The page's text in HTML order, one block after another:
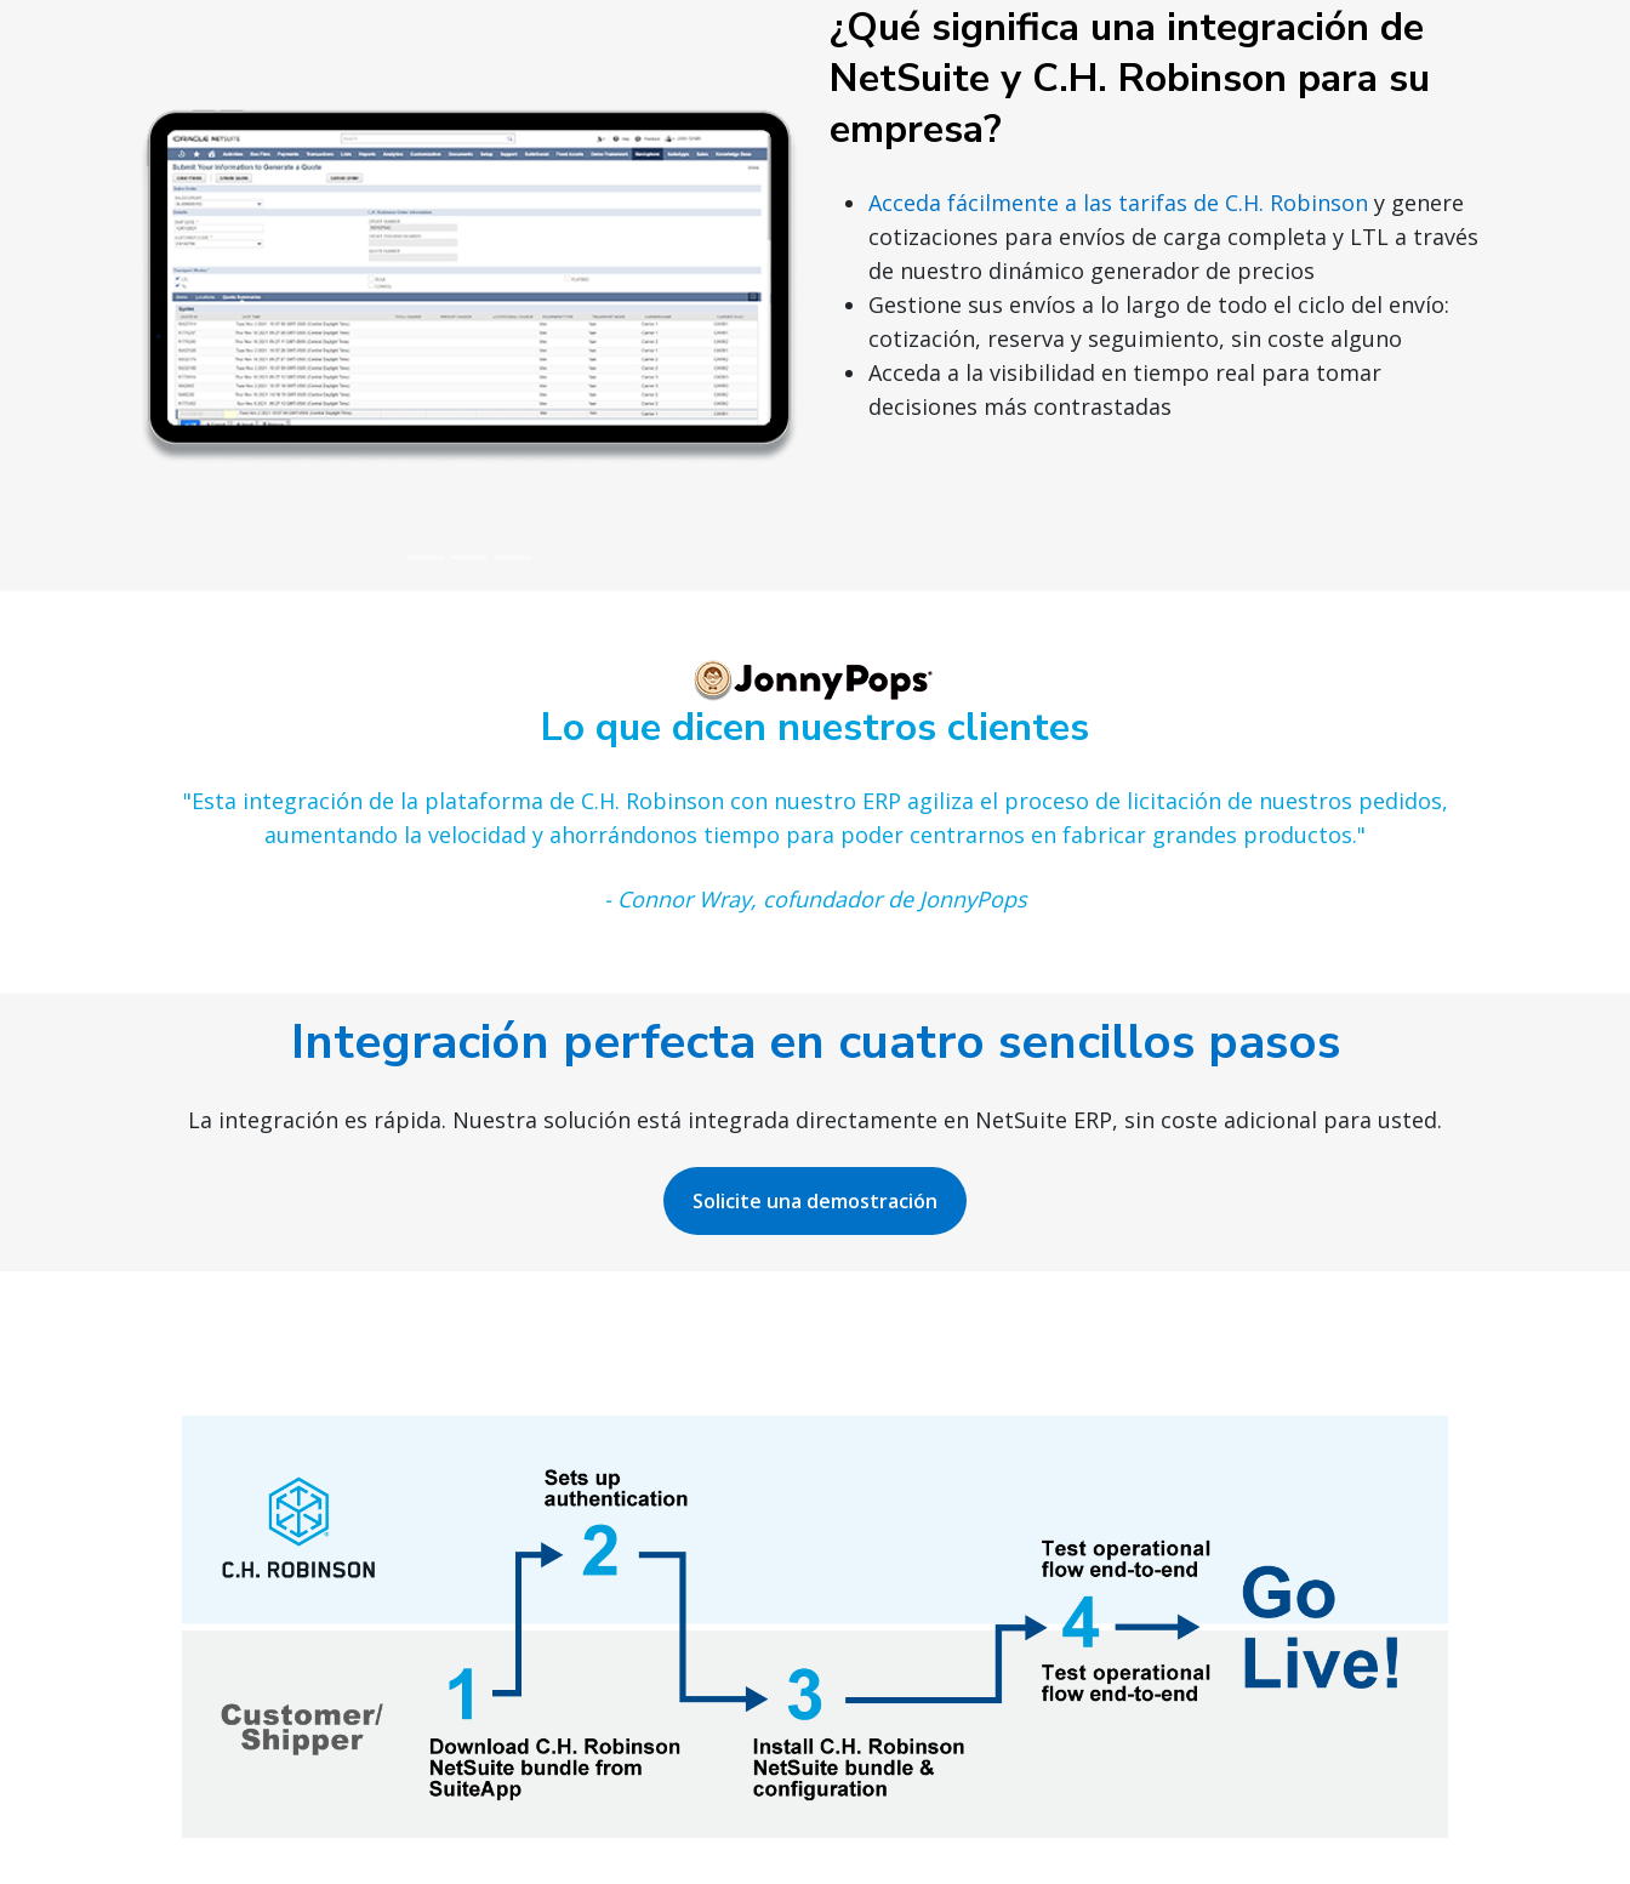
¿Qué significa una integración de
NetSuite y C.H. Robinson para su
empresa?
Acceda fácilmente a las tarifas de C.H. Robinson y genere
cotizaciones para envíos de carga completa y LTL a través
de nuestro dinámico generador de precios
Gestione sus envíos a lo largo de todo el ciclo del envío:
cotización, reserva y seguimiento, sin coste alguno
Acceda a la visibilidad en tiempo real para tomar
decisiones más contrastadas
Lo que dicen nuestros clientes
"Esta integración de la plataforma de C.H. Robinson con nuestro ERP agiliza el proceso de licitación de nuestros pedidos,
aumentando la velocidad y ahorrándonos tiempo para poder centrarnos en fabricar grandes productos."
- Connor Wray, cofundador de JonnyPops
Integración perfecta en cuatro sencillos pasos
La integración es rápida. Nuestra solución está integrada directamente en NetSuite ERP, sin coste adicional para usted.
Solicite una demostración